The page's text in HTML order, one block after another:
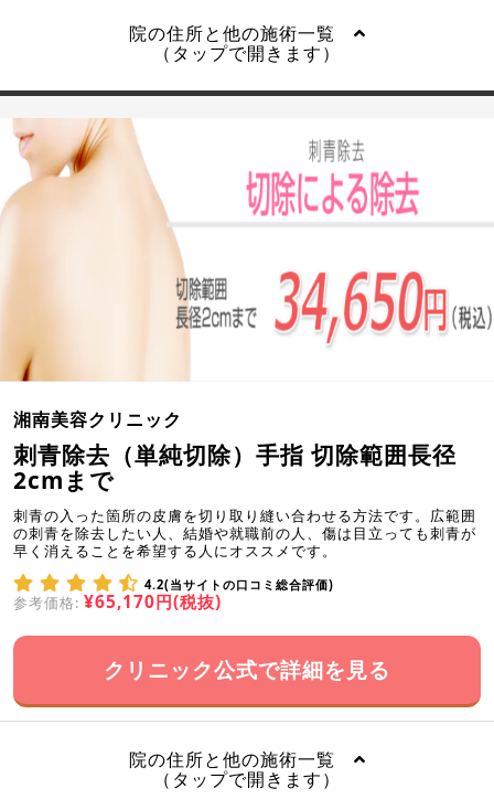
院の住所と他の施術一覧
（タップで開きます）
湘南美容クリニック
刺青除去（単純切除）手指 切除範囲長径
2cmまで
刺青の入った箇所の皮膚を切り取り縫い合わせる方法です。広範囲
の刺青を除去したい人、結婚や就職前の人、傷は目立っても刺青が
早く消えることを希望する人にオススメです。
4.2(当サイトの口コミ総合評価)
参考価格: ¥65,170円(税抜)
クリニック公式で詳細を見る
院の住所と他の施術一覧
（タップで開きます）